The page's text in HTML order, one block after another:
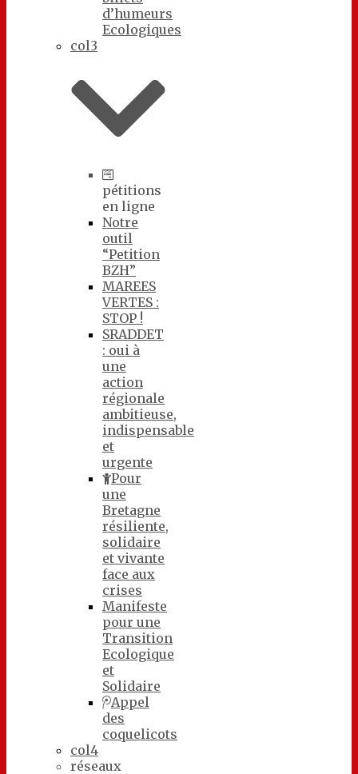
d’humeurs
Ecologiques
col3
pétitions
en ligne
Notre
outil
“Petition
BZH”
MAREES
VERTES :
STOP !
SRADDET
: oui à
une
action
régionale
ambitieuse,
indispensable
et
urgente
Pour
une
Bretagne
résiliente,
solidaire
et vivante
face aux
crises
Manifeste
pour une
Transition
Ecologique
et
Solidaire
Appel
des
coquelicots
col4
réseaux